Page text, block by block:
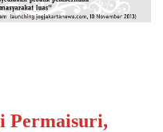
Permaisuri,